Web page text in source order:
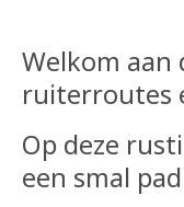
Welkom aan
ruiterroutes
Op deze
een smal